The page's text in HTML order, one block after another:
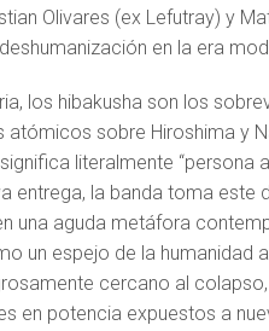
Olivares (ex Lefutray) y
en la era
los hibakusha son los
atómicos sobre Hiroshima y
literalmente “persona
entrega, la banda toma
una aguda metáfora
un espejo de la humanidad
cercano al
en potencia expuestos a